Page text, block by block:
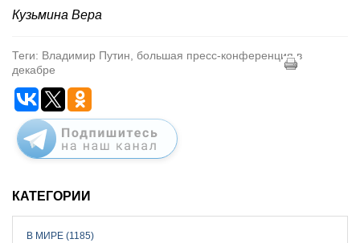
Кузьмина Вера
Теги: Владимир Путин, большая пресс-конференция в
декабре
КАТЕГОРИИ
В МИРЕ (1185)